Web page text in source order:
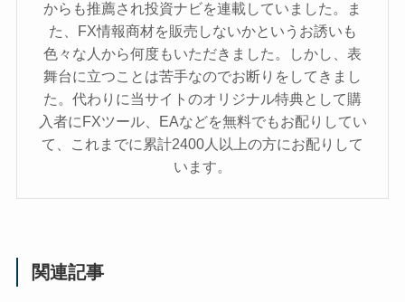
からも推薦され投資ナビを連載していました。ま
た、FX情報商材を販売しないかというお誘いも
色々な人から何度もいただきました。しかし、表
舞台に立つことは苦手なのでお断りをしてきまし
た。代わりに当サイトのオリジナル特典として購
入者にFXツール、EAなどを無料でもお配りしてい
て、これまでに累計2400人以上の方にお配りして
います。
関連記事